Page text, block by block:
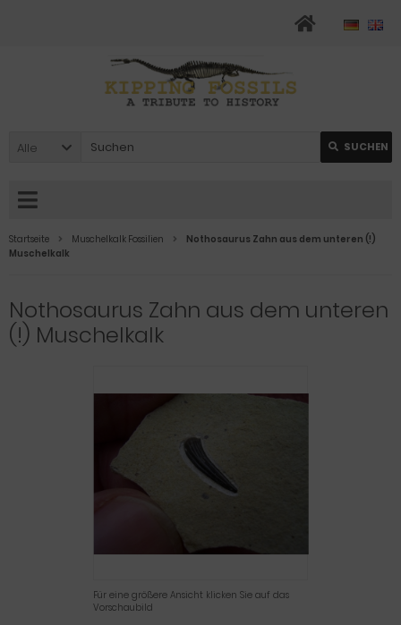
Alle SUCHEN
Startseite Muschelkalk Fossilien
Nothosaurus Zahn aus dem unteren (!)
Muschelkalk
Nothosaurus Zahn aus dem unteren
(!) Muschelkalk
Für eine größere Ansicht klicken Sie auf das
Vorschaubild